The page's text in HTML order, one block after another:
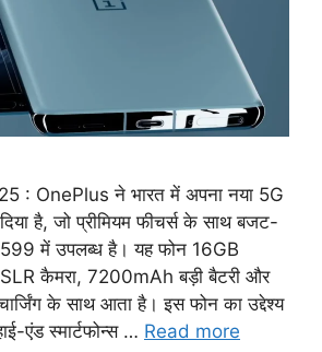
: OnePlus ने भारत में अपना नया 5G
है, जो प्रीमियम फीचर्स के साथ बजट-
में उपलब्ध है। यह फोन 16GB
कैमरा, 7200mAh बड़ी बैटरी और
के साथ आता है। इस फोन का उद्देश्य
एंड स्मार्टफोन्स … Read more